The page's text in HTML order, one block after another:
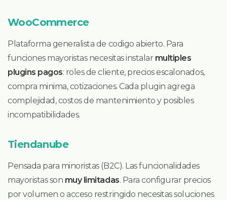
WooCommerce
Plataforma generalista de codigo abierto. Para
funciones mayoristas necesitas instalar multiples
plugins pagos: roles de cliente, precios escalonados,
compra minima, cotizaciones. Cada plugin agrega
complejidad, costos de mantenimiento y posibles
incompatibilidades.
Tiendanube
Pensada para minoristas (B2C). Las funcionalidades
mayoristas son muy limitadas. Para configurar precios
por volumen o acceso restringido necesitas soluciones